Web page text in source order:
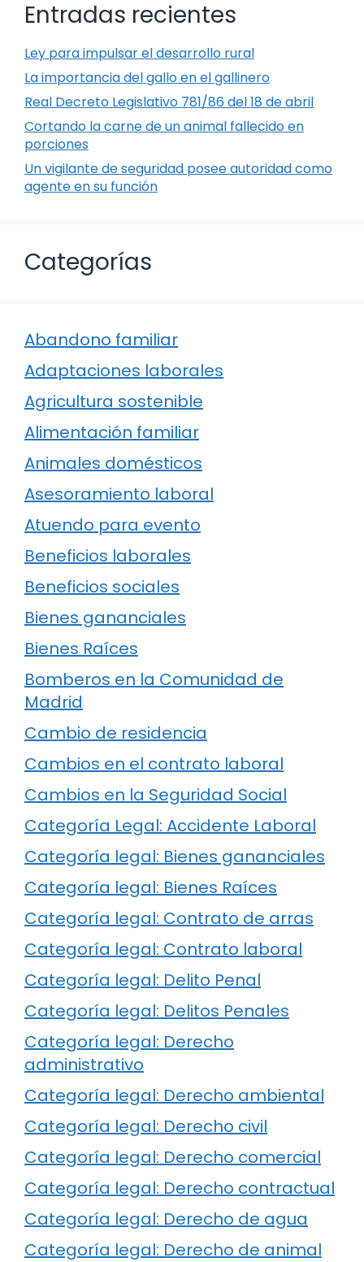
Entradas recientes
Ley para impulsar el desarrollo rural
La importancia del gallo en el gallinero
Real Decreto Legislativo 781/86 del 18 de abril
Cortando la carne de un animal fallecido en
porciones
Un vigilante de seguridad posee autoridad como
agente en su función
Categorías
Abandono familiar
Adaptaciones laborales
Agricultura sostenible
Alimentación familiar
Animales domésticos
Asesoramiento laboral
Atuendo para evento
Beneficios laborales
Beneficios sociales
Bienes gananciales
Bienes Raíces
Bomberos en la Comunidad de
Madrid
Cambio de residencia
Cambios en el contrato laboral
Cambios en la Seguridad Social
Categoría Legal: Accidente Laboral
Categoría legal: Bienes gananciales
Categoría legal: Bienes Raíces
Categoría legal: Contrato de arras
Categoría legal: Contrato laboral
Categoría legal: Delito Penal
Categoría legal: Delitos Penales
Categoría legal: Derecho
administrativo
Categoría legal: Derecho ambiental
Categoría legal: Derecho civil
Categoría legal: Derecho comercial
Categoría legal: Derecho contractual
Categoría legal: Derecho de agua
Categoría legal: Derecho de animal